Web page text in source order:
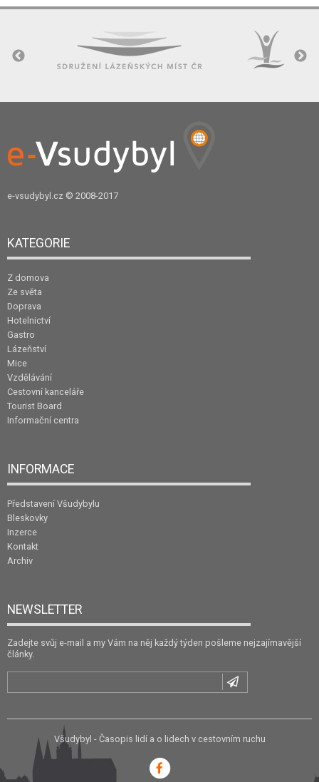
e-vsudybyl.cz © 2008-2017
KATEGORIE
Z domova
Ze světa
Doprava
Hotelnictví
Gastro
Lázeňství
Mice
Vzdělávání
Cestovní kanceláře
Tourist Board
Informační centra
INFORMACE
Představení Všudybylu
Bleskovky
Inzerce
Kontakt
Archiv
NEWSLETTER
Zadejte svůj e-mail a my Vám na něj každý týden pošleme nejzajímavější
články.
Všudybyl - Časopis lidí a o lidech v cestovním ruchu